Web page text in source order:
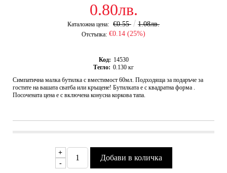
0.80лв.
Каталожна цена: €0.55 1.08лв.
Отстъпка: €0.14 (25%)
Код: 14530
Тегло: 0.130 кг
Симпатична малка бутилка с вместимост 60мл. Подходяща за подаръче за
гостите на вашата сватба или кръщене! Бутилката е с квадратна форма .
Посочената цена е с включена конусна коркова тапа.
+
-